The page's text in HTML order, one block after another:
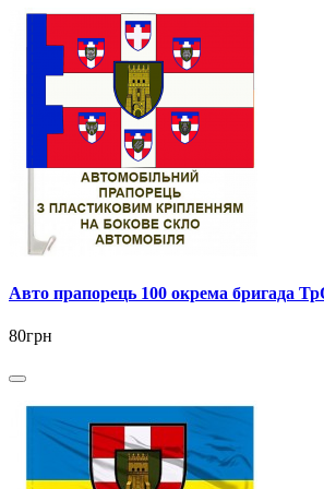
Авто прапорець 100 окрема бригада
80грн